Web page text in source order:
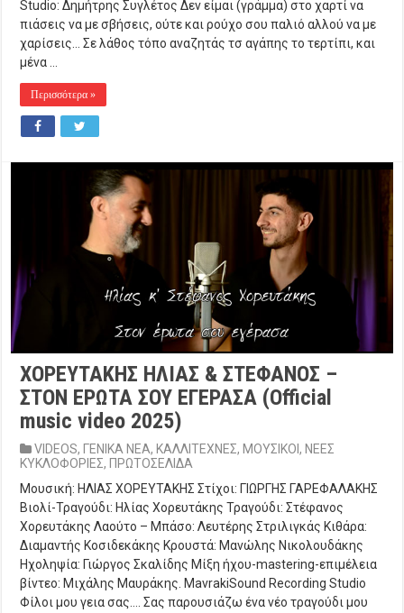
Studio: Δημήτρης Συγλέτος Δεν είμαι (γράμμα) στο χαρτί να
πιάσεις να με σβήσεις, ούτε και ρούχο σου παλιό αλλού να με
χαρίσεις… Σε λάθος τόπο αναζητάς τσ αγάπης το τερτίπι, και
μένα …
Περισσότερα »
ΧΟΡΕΥΤΑΚΗΣ ΗΛΙΑΣ & ΣΤΕΦΑΝΟΣ –
ΣΤΟΝ ΕΡΩΤΑ ΣΟΥ ΕΓΕΡΑΣΑ (Official
music video 2025)
VIDEOS, ΓΕΝΙΚΑ ΝΕΑ, ΚΑΛΛΙΤΕΧΝΕΣ, ΜΟΥΣΙΚΟΙ, ΝΕΕΣ
ΚΥΚΛΟΦΟΡΙΕΣ, ΠΡΩΤΟΣΕΛΙΔΑ
Μουσική: ΗΛΙΑΣ ΧΟΡΕΥΤΑΚΗΣ Στίχοι: ΓΙΩΡΓΗΣ ΓΑΡΕΦΑΛΑΚΗΣ
Βιολί-Τραγούδι: Ηλίας Χορευτάκης Τραγούδι: Στέφανος
Χορευτάκης Λαούτο – Μπάσο: Λευτέρης Στριλιγκάς Κιθάρα:
Διαμαντής Κοσιδεκάκης Κρουστά: Μανώλης Νικολουδάκης
Ηχοληψία: Γιώργος Σκαλίδης Μίξη ήχου-mastering-επιμέλεια
βίντεο: Μιχάλης Μαυράκης. MavrakiSound Recording Studio
Φίλοι μου γεια σας…. Σας παρουσιάζω ένα νέο τραγούδι μου